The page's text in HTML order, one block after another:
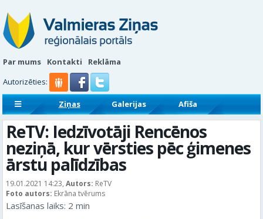
Par mums Kontakti
Reklāma
Autorizēties:
Ziņas Galerijas
Afiša
Sludinājumi
Reklāmraksti
ReTV: Iedzīvotāji Rencēnos
neziņā, kur vērsties pēc ģimenes
ārstu palīdzības
19.01.2021 14:23, Autors: ReTV
Foto autors: Ekrāna tvērums
Lasīšanas laiks: 2 min